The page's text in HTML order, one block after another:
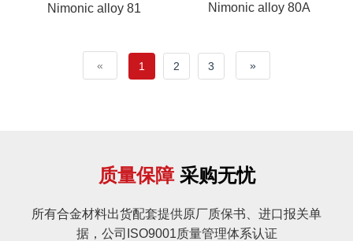
Nimonic alloy 81 Nimonic alloy 80A
« 1 2 3 »
质量保障采购无忧
所有合金材料出货配套提供原厂质保书、进口报关单
据，公司ISO9001质量管理体系认证